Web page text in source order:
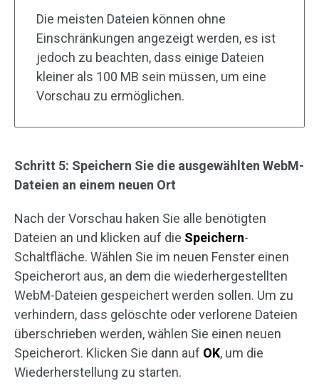
Die meisten Dateien können ohne
Einschränkungen angezeigt werden, es ist
jedoch zu beachten, dass einige Dateien
kleiner als 100 MB sein müssen, um eine
Vorschau zu ermöglichen.
Schritt 5: Speichern Sie die ausgewählten WebM-
Dateien an einem neuen Ort
Nach der Vorschau haken Sie alle benötigten
Dateien an und klicken auf die Speichern-
Schaltfläche. Wählen Sie im neuen Fenster einen
Speicherort aus, an dem die wiederhergestellten
WebM-Dateien gespeichert werden sollen. Um zu
verhindern, dass gelöschte oder verlorene Dateien
überschrieben werden, wählen Sie einen neuen
Speicherort. Klicken Sie dann auf OK, um die
Wiederherstellung zu starten.